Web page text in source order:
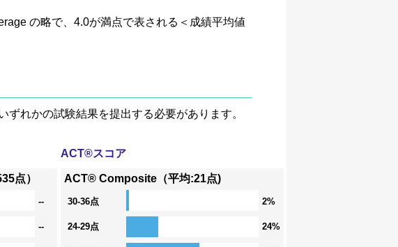
の略で、4.0が満点で表される＜成績平均値
れかの試験結果を提出する必要があります。
点）
--
--
ACT®スコア
ACT® Composite（平均:21点)
30-36点 2%
24-29点 24%